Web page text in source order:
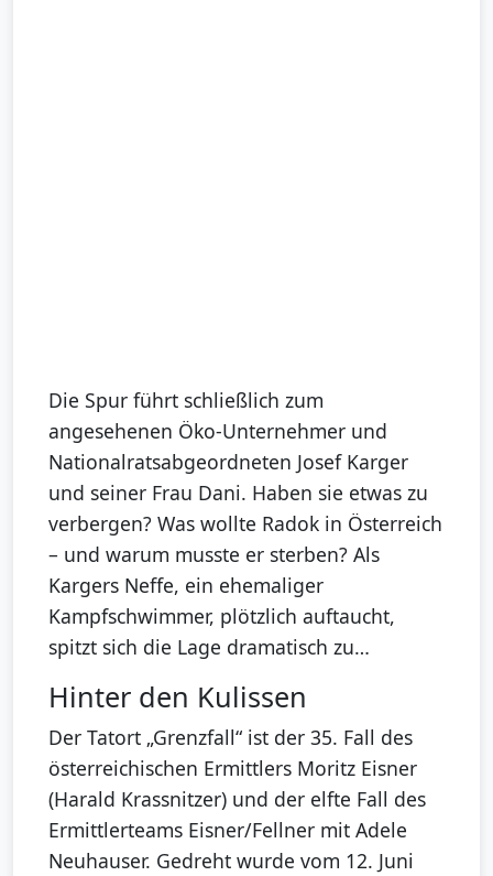
Die Spur führt schließlich zum
angesehenen Öko-Unternehmer und
Nationalratsabgeordneten Josef Karger
und seiner Frau Dani. Haben sie etwas zu
verbergen? Was wollte Radok in Österreich
– und warum musste er sterben? Als
Kargers Neffe, ein ehemaliger
Kampfschwimmer, plötzlich auftaucht,
spitzt sich die Lage dramatisch zu…
Hinter den Kulissen
Der Tatort „Grenzfall“ ist der 35. Fall des
österreichischen Ermittlers Moritz Eisner
(Harald Krassnitzer) und der elfte Fall des
Ermittlerteams Eisner/Fellner mit Adele
Neuhauser. Gedreht wurde vom 12. Juni